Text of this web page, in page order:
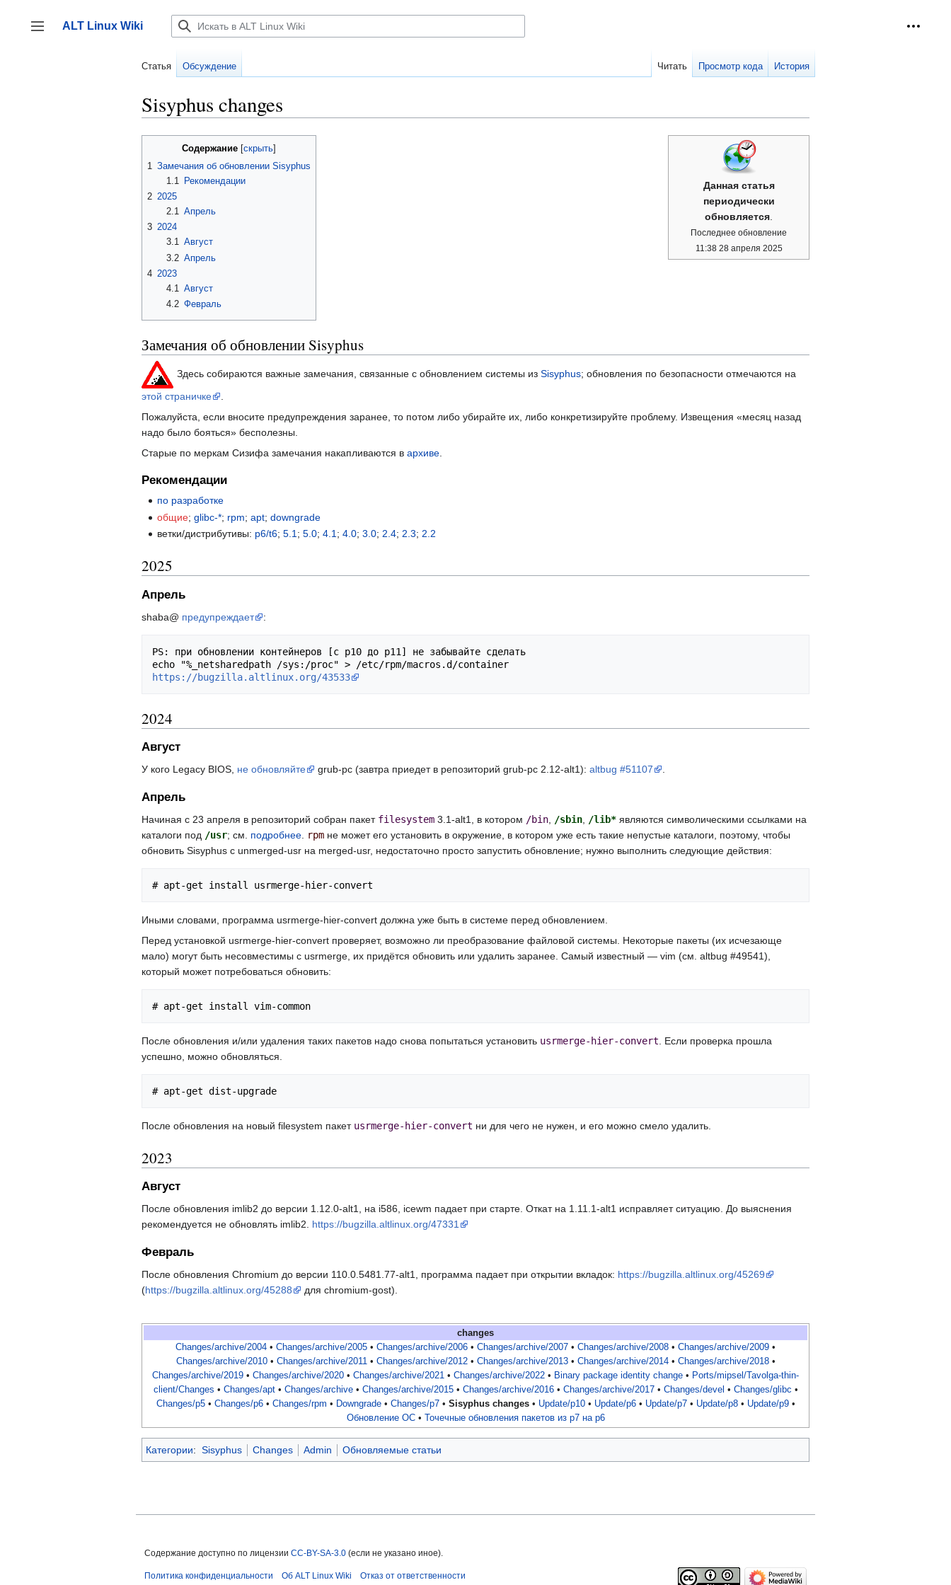
содержанию
Переключить боковую панель
ALT Linux Wiki
Статья Обсуждение Читать Просмотр кода История
Sisyphus changes
Данная статья
периодически
обновляется
Последнее обновление
11:38 28 апреля 2025
Содержание
1 Замечания об обновлении Sisyphus
1.1
Рекомендации
2 2025
2.1 Апрель
3 2024
3.1 Август
3.2 Апрель
4 2023
4.1
Август
4.2 Февраль
Замечания об обновлении Sisyphus
Здесь собираются важные замечания, связанные с обновлением системы из Sisyphus; обновления по безопасности отмечаются на
этой страничке
Пожалуйста, если вносите предупреждения заранее, то потом либо убирайте их, либо конкретизируйте проблему. Извещения «месяц назад
надо было бояться» бесполезны.
Старые по меркам Сизифа замечания накапливаются в архиве
Рекомендации
по разработке
общие;glibc-*; rpm;apt;downgrade
ветки/дистрибутивы: p6/t6;5.1 ;5.0;4.1 ;4.0;3.0; 2.4; 2.3; 2.2
2025
Апрель
shaba@ предупреждает :
PS: при обновлении контейнеров [с p10 до p11] не забывайте сделать
https://bugzilla.altlinux.org/43533
2024
Август
У кого Legacy BIOS, не обновляйте grub-pc (завтра приедет в репозиторий grub-pc 2.12-alt1): altbug #51107 .
Апрель
Начиная с 23 апреля в репозиторий собран пакет filesystem 3.1-alt1, в котором /bin /sbin /lib* являются символическими ссылками на
каталоги под /usr; см. подробнее rpm не может его установить в окружение, в котором уже есть такие непустые каталоги, поэтому, чтобы
обновить Sisyphus с unmerged-usr на merged-usr, недостаточно просто запустить обновление; нужно выполнить следующие действия:
Иными словами, программа usrmerge-hier-convert должна уже быть в системе перед обновлением.
Перед установкой usrmerge-hier-convert проверяет, возможно ли преобразование файловой системы. Некоторые пакеты (их исчезающе
мало) могут быть несовместимы с usrmerge, их придётся обновить или удалить заранее. Самый известный — vim (см. altbug #49541),
который может потребоваться обновить:
После обновления и/или удаления таких пакетов надо снова попытаться установить usrmerge-hier-convert . Если проверка прошла
успешно, можно обновляться.
После обновления на новый filesystem пакет usrmerge-hier-convert ни для чего не нужен, и его можно смело удалить.
2023
Август
После обновления imlib2 до версии 1.12.0-alt1, на i586, icewm падает при старте. Откат на 1.11.1-alt1 исправляет ситуацию. До выяснения
рекомендуется не обновлять imlib2. https://bugzilla.altlinux.org/47331
Февраль
После обновления Chromium до версии 110.0.5481.77-alt1, программа падает при открытии вкладок: https://bugzilla.altlinux.org/45269
(https://bugzilla.altlinux.org/45288 для chromium-gost).
changes
Changes/archive/2004 • Changes/archive/2005 • Changes/archive/2006 • Changes/archive/2007 • Changes/archive/2008 • Changes/archive/2009 •
Changes/archive/2010• Changes/archive/2011• Changes/archive/2012• Changes/archive/2013• Changes/archive/2014• Changes/archive/2018•
Changes/archive/2019 • Changes/archive/2020 • Changes/archive/2021 • Changes/archive/2022 • Binary package identity change • Ports/mipsel/Tavolga-thin-
client/Changes • Changes/apt• Changes/archive• Changes/archive/2015• Changes/archive/2016• Changes/archive/2017• Changes/devel • Changes/glibc •
Changes/p5• Changes/p6• Changes/rpm • Downgrade• Changes/p7• Sisyphus changes• Update/p10• Update/p6• Update/p7• Update/p8• Update/p9•
Обновление ОС• Точечные обновления пакетов из p7 на p6
Категории: Sisyphus Changes Admin Обновляемые статьи
Содержание доступно по лицензии CC-BY-SA-3.0 (если не указано иное).
Политика конфиденциальности Об ALT Linux Wiki Отказ от ответственности